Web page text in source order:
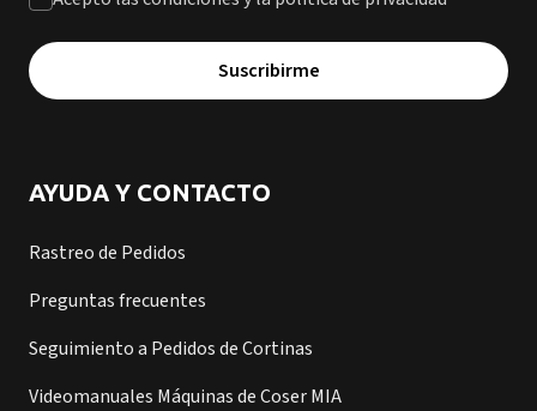
Suscribirme
AYUDA Y CONTACTO
Rastreo de Pedidos
Preguntas frecuentes
Seguimiento a Pedidos de Cortinas
Videomanuales Máquinas de Coser MIA